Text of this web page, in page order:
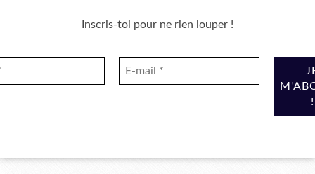
Inscris-toi pour ne rien louper !